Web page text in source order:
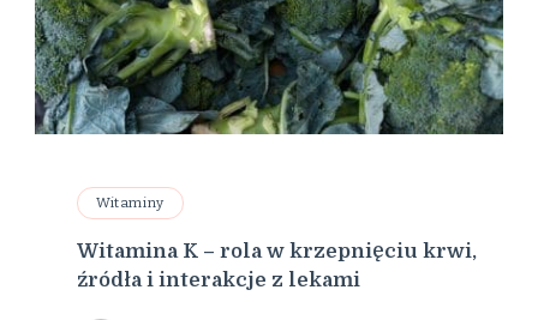
Witaminy
Witamina K – rola w krzepnięciu krwi,
źródła i interakcje z lekami